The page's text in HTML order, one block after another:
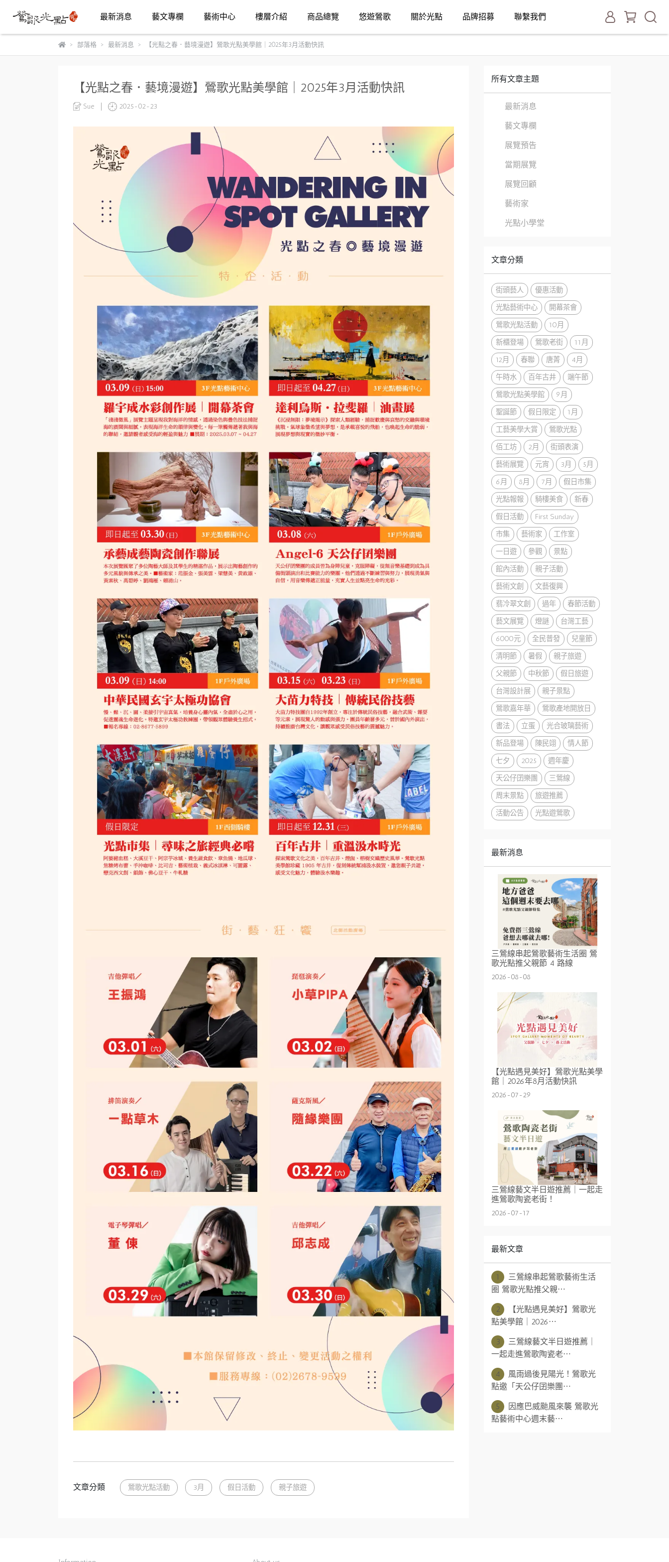
最新消息 藝文專欄 藝術中心 樓層介紹 商品總覽 悠遊鶯歌 關於光點 品牌招募 聯繫我們
部落格 最新消息 【光點之春．藝境漫遊】鶯歌光點美學館｜2025年3月活動快訊
【光點之春．藝境漫遊】鶯歌光點美學館｜2025年3月活動快訊
Sue 2025-02-23
文章分類 鶯歌光點活動 3月 假日活動 親子旅遊
所有文章主題
最新消息
藝文專欄
展覽預告
當期展覽
展覽回顧
藝術家
光點小學堂
文章分類
街頭藝人
優惠活動
光點藝術中心
開幕茶會
鶯歌光點活動
10月
新櫃登場
鶯歌老街
11月
12月
春聯 唐菁
4月
午時水
百年古井
端午節
鶯歌光點美學館
9月
聖誕節
假日限定
1月
工藝美學大賞
鶯歌光點
佰工坊
2月
街頭表演
藝術展覽
元宵 3月
5月
6月
8月 7月
假日市集
光點報報
騎樓美食
新春
假日活動
First Sunday
市集
藝術家
工作室
一日遊
參觀
景點
館內活動
親子活動
藝術文創
文藝復興
翡冷翠文創
過年
春節活動
藝文展覽
燈謎
台灣工藝
6000元
全民普發
兒童節
清明節
暑假
親子旅遊
父親節
中秋節
假日旅遊
台灣設計展
親子景點
鶯歌嘉年華
鶯歌產地開放日
書法
立蛋
光合玻璃藝術
新品登場
陳民翊
情人節
七夕
2025
週年慶
天公仔囝樂團
三鶯線
周末景點
旅遊推薦
活動公告
光點遊鶯歌
最新消息
三鶯線串起鶯歌藝術生活圈 鶯
歌光點推父親節 4 路線
2026-08-08
【光點遇見美好】鶯歌光點美學
館｜2026年8月活動快訊
2026-07-29
三鶯線藝文半日遊推薦｜一起走
進鶯歌陶瓷老街！
2026-07-17
最新文章
1
三鶯線串起鶯歌藝術生活
圈 鶯歌光點推父親⋯
2
【光點遇見美好】鶯歌光
點美學館｜2026⋯
3
三鶯線藝文半日遊推薦｜
一起走進鶯歌陶瓷老⋯
4
風雨過後見陽光！鶯歌光
點邀「天公仔囝樂團⋯
5
因應巴威颱風來襲 鶯歌光
點藝術中心週末藝⋯